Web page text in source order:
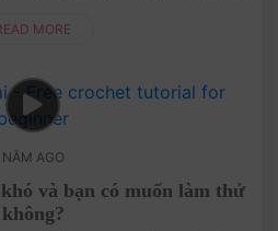
MORE
NĂM AGO
và bạn có muốn làm thử
không?